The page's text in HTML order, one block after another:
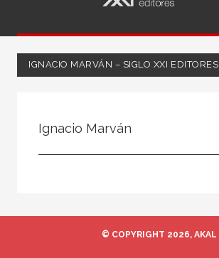
IGNACIO MARVÁN – SIGLO XXI EDITORES
Ignacio Marván
© COPYRIGHT 2026, AKAL